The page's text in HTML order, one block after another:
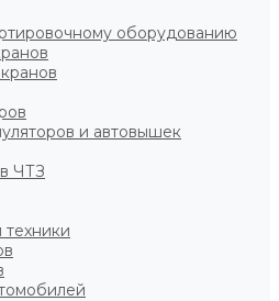
оборудованию
и автовышек
ЧТЗ